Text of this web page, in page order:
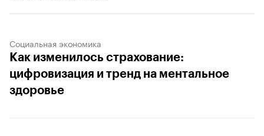
Социальная экономика
Как изменилось страхование:
цифровизация и тренд на ментальное
здоровье